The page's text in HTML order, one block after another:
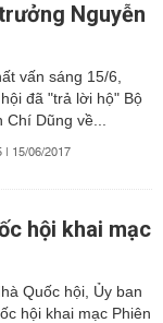
Nguyễn
vấn sáng 15/6,
đã "trả lời hộ" Bộ
Dũng về...
| 15/06/2017
hội khai mạc
Quốc hội, Ủy ban
hội khai mạc Phiên